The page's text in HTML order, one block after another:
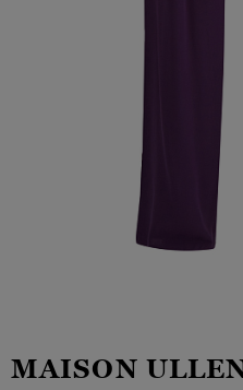
MAISON